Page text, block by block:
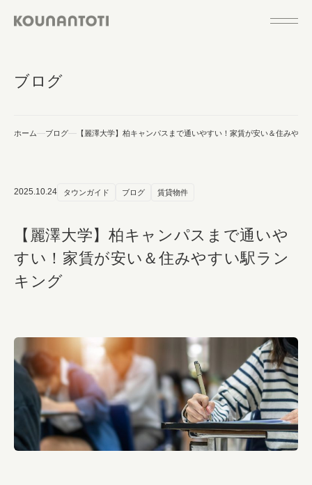
ブログ
ホーム ブログ 【麗澤大学】柏キャンパスまで通いやすい！家賃が安い＆住みやす
2025.10.24 タウンガイド ブログ 賃貸物件
【麗澤大学】柏キャンパスまで通いや
すい！家賃が安い＆住みやすい駅ラン
キング